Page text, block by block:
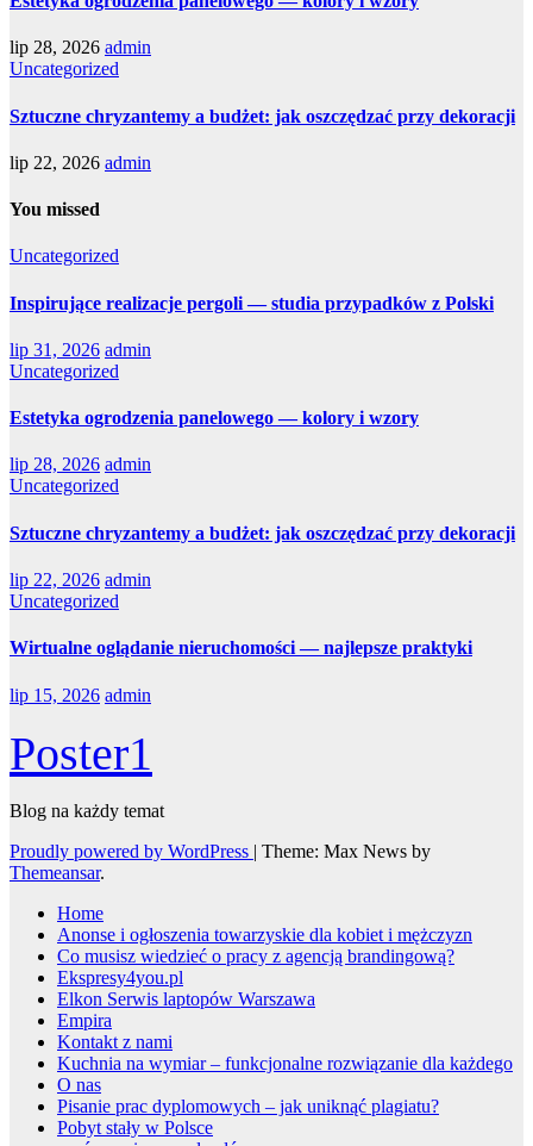
lip 28, 2026 admin
Uncategorized
Sztuczne chryzantemy a budżet: jak oszczędzać przy dekoracji
lip 22, 2026 admin
You missed
Uncategorized
Inspirujące realizacje pergoli — studia przypadków z Polski
lip 31, 2026 admin
Uncategorized
Estetyka ogrodzenia panelowego — kolory i wzory
lip 28, 2026 admin
Uncategorized
Sztuczne chryzantemy a budżet: jak oszczędzać przy dekoracji
lip 22, 2026 admin
Uncategorized
Wirtualne oglądanie nieruchomości — najlepsze praktyki
lip 15, 2026 admin
Poster1
Blog na każdy temat
Proudly powered by WordPress | Theme: Max News by
Themeansar.
Home
Anonse i ogłoszenia towarzyskie dla kobiet i mężczyzn
Co musisz wiedzieć o pracy z agencją brandingową?
Ekspresy4you.pl
Elkon Serwis laptopów Warszawa
Empira
Kontakt z nami
Kuchnia na wymiar – funkcjonalne rozwiązanie dla każdego
O nas
Pisanie prac dyplomowych – jak uniknąć plagiatu?
Pobyt stały w Polsce